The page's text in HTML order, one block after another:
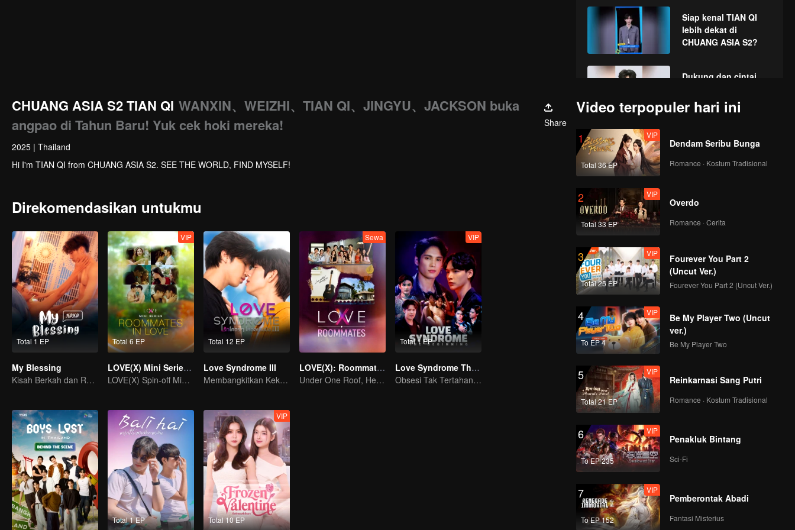
Siap kenal TIAN QI
lebih dekat di
CHUANG ASIA S2?
Dukung dan cintai
ASIA S2
CHUANG ASIA S2 TIAN QI WANXIN、WEIZHI、TIAN QI、JINGYU、JACKSON buka
angpao di Tahun Baru! Yuk cek hoki mereka!
Share
2025 | Thailand
Hi I'm TIAN QI from CHUANG ASIA S2. SEE THE WORLD, FIND MYSELF!
Direkomendasikan untukmu
Total 1 EP
My Blessing
Kisah Berkah dan Renungan Hidup
Total 6 EP
VIP
LOVE(X) Mini Series: Roommates In Love
LOVE(X) Spin-off Mini Series
Total 12 EP
Love Syndrome III
Membangkitkan Kekasih Amnesia
Sewa
LOVE(X): Roommates
Under One Roof, Hearts Unlocked! The LOVE(X) Roommates Special
Total 1 EP
VIP
Love Syndrome The Beginning Special Episode
Obsesi Tak Tertahankan
Total 1 EP Total 10 EP
VIP
Video terpopuler hari ini
1
Total 36 EP
VIP
Dendam Seribu Bunga
Romance · Kostum Tradisional
2
Total 33 EP
VIP
Overdo
Romance · Cerita
3
Total 25 EP
VIP
Fourever You Part 2
(Uncut Ver.)
Fourever You Part 2 (Uncut Ver.)
4
To EP 4
VIP
Be My Player Two (Uncut
ver.)
Be My Player Two
5
Total 21 EP
VIP
Reinkarnasi Sang Putri
Romance · Kostum Tradisional
6
To EP 235
VIP
Penakluk Bintang
Sci-Fi
7
To EP 152
VIP
Pemberontak Abadi
Fantasi Misterius